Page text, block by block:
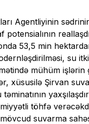
Agentliyinin
53,5 min
su
mühüm
xüsusilə Şirvan
töhfə
suvarma